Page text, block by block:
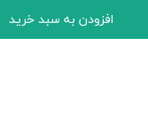
افزودن به سبد خرید